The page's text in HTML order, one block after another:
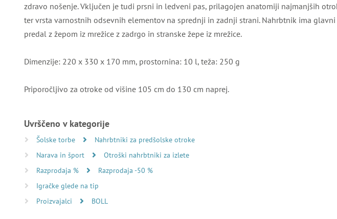
zdravo nošenje. Vključen je tudi prsni in ledveni pas, prilagojen anatomiji najmanjših
ter vrsta varnostnih odsevnih elementov na sprednji in zadnji strani. Nahrbtnik ima glavni
predal z žepom iz mrežice z zadrgo in stranske žepe iz mrežice.
Dimenzije: 220 x 330 x 170 mm, prostornina: 10 l, teža: 250 g
Priporočljivo za otroke od višine 105 cm do 130 cm naprej.
Uvrščeno v kategorije
Šolske torbe
Nahrbtniki za predšolske otroke
Narava in šport
Otroški nahrbtniki za izlete
Razprodaja %
Razprodaja -50 %
Igračke glede na tip
Proizvajalci
BOLL